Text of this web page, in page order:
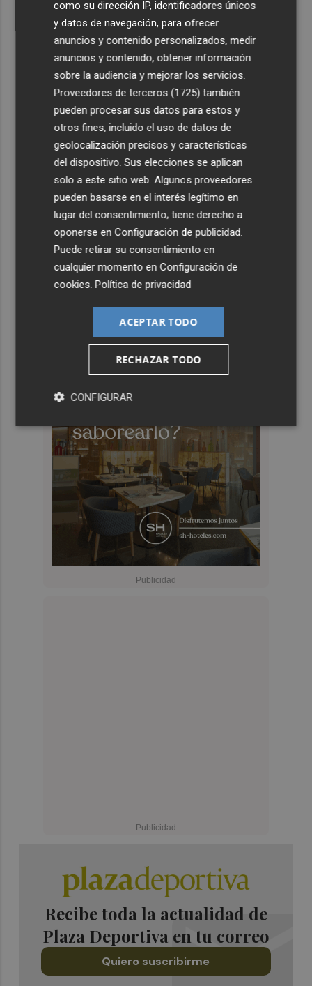
Recibe toda la actualidad de
Plaza Deportiva en tu correo
Quiero suscribirme
como su dirección IP, identificadores únicos
y datos de navegación, para ofrecer
anuncios y contenido personalizados, medir
anuncios y contenido, obtener información
sobre la audiencia y mejorar los servicios.
Proveedores de terceros (1725) también
pueden procesar sus datos para estos y
otros fines, incluido el uso de datos de
geolocalización precisos y características
del dispositivo. Sus elecciones se aplican
solo a este sitio web. Algunos proveedores
pueden basarse en el interés legítimo en
lugar del consentimiento; tiene derecho a
oponerse enConfiguración de publicidad.
Puede retirar su consentimiento en
cualquier momento enConfiguración de
cookies.Política de privacidad
ACEPTAR TODO
RECHAZAR TODO
CONFIGURAR